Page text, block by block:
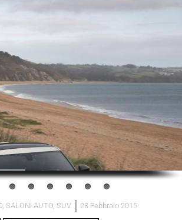
, SALONI AUTO, SUV 23 Febbraio 2015